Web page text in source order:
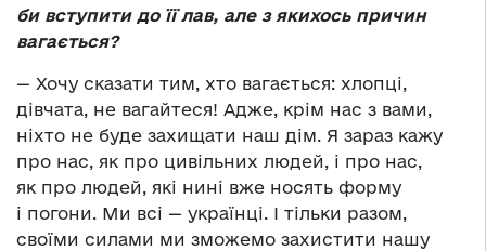
би вступити до її лав, але з якихось причин
вагається?
— Хочу сказати тим, хто вагається: хлопці,
дівчата, не вагайтеся! Адже, крім нас з вами,
ніхто не буде захищати наш дім. Я зараз кажу
про нас, як про цивільних людей, і про нас,
як про людей, які нині вже носять форму
і погони. Ми всі — українці. І тільки разом,
своїми силами ми зможемо захистити нашу